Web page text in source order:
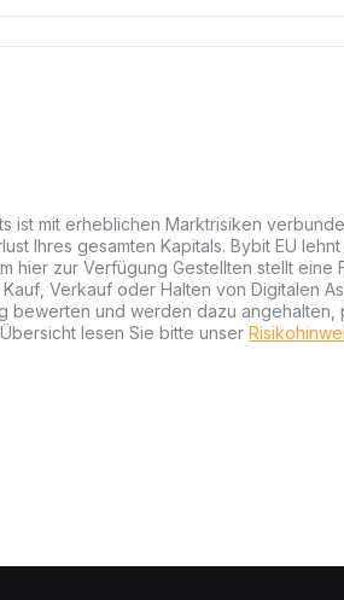
ist mit erheblichen Marktrisiken
Ihres gesamten Kapitals. Bybit EU
hier zur Verfügung Gestellten stellt eine
Verkauf oder Halten von Digitalen
bewerten und werden dazu
lesen Sie bitte unser